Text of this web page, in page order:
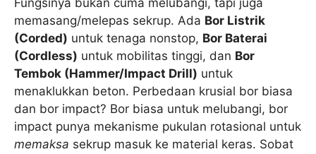
Fungsinya bukan cuma melubangi, tapi juga
memasang/melepas sekrup. Ada Bor Listrik
(Corded) untuk tenaga nonstop, Bor Baterai
(Cordless) untuk mobilitas tinggi, dan Bor
Tembok (Hammer/Impact Drill) untuk
menaklukkan beton. Perbedaan krusial bor biasa
dan bor impact? Bor biasa untuk melubangi, bor
impact punya mekanisme pukulan rotasional untuk
memaksa sekrup masuk ke material keras. Sobat